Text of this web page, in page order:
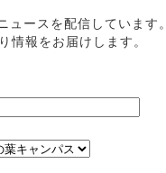
ュースを配信しています。
情報をお届けします。